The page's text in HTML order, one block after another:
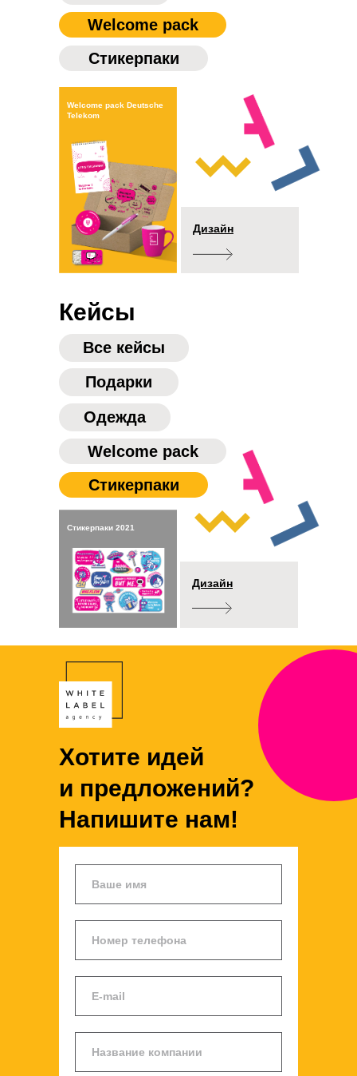
Кейс
Welcome pack
Дизайн
Welcome pack Deutsche
Telekom
Cтикерпаки
Кейс
Кейсы
Все кейсы
Одежда
Welcome pack
Дизайн
Cтикерпаки 2021
Cтикерпаки
Подарки
Хотите идей
и предложений?
Напишите нам!